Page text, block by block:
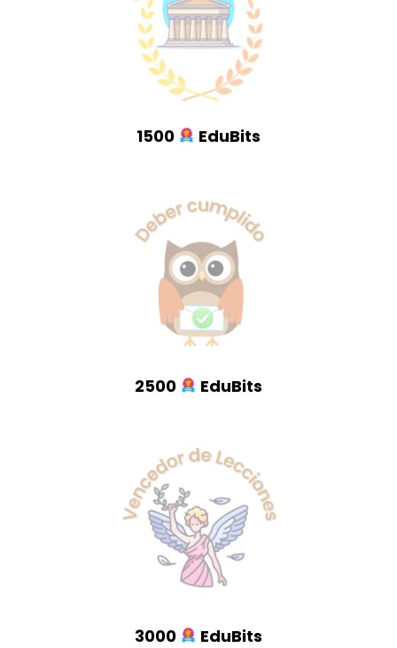
1500 EduBits
2500 EduBits
3000 EduBits